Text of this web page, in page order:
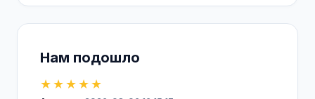
Нам подошло
★★★★★